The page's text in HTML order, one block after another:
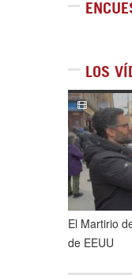
LOS
El Martirio
de EEUU